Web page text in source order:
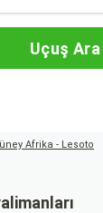
Uçuş Ara
Afrika - Lesoto